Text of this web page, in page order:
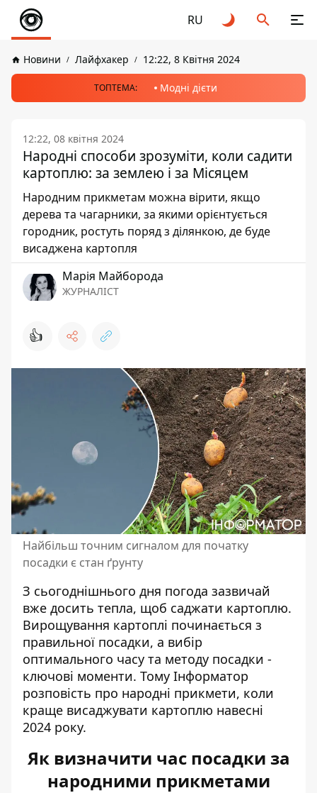
RU
Новини Лайфхакер 12:22, 8 Квітня 2024
ТОПТЕМА: Модні дієти
12:22, 08 квітня 2024
Народні способи зрозуміти, коли садити
картоплю: за землею і за Місяцем
Народним прикметам можна вірити, якщо
дерева та чагарники, за якими орієнтується
городник, ростуть поряд з ділянкою, де буде
висаджена картопля
Марія Майборода
ЖУРНАЛІСТ
👍
Найбільш точним сигналом для початку
посадки є стан ґрунту
З сьогоднішнього дня погода зазвичай
вже досить тепла, щоб саджати картоплю.
Вирощування картоплі починається з
правильної посадки, а вибір
оптимального часу та методу посадки -
ключові моменти. Тому Інформатор
розповість про народні прикмети, коли
краще висаджувати картоплю навесні
2024 року.
Як визначити час посадки за
народними прикметами